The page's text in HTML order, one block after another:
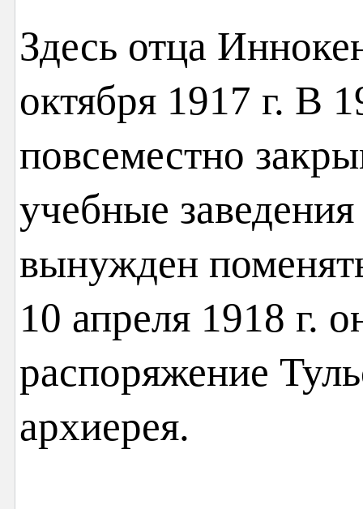
Здесь отца
октября 1917 г. В
повсеместно
учебные
вынужден
10 апреля 1918 г.
распоряжение
архиерея.